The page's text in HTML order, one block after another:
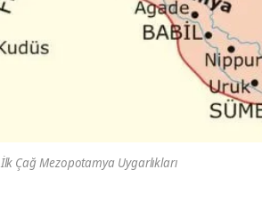
İlk Çağ Mezopotamya Uygarlıkları